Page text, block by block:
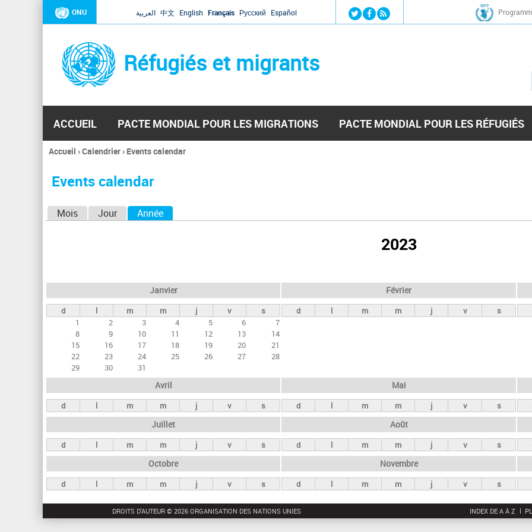
Jump to navigation
ONU العربية 中文 English Français Русский Español
Réfugiés et migrants
ACCUEIL PACTE MONDIAL POUR LES MIGRATIONS PACTE MONDIAL POUR LES RÉFUGIÉS
Vous
ici
Accueil ›Calendrier› Events calendar
Events calendar
e
t
s
n
c
i
p
a
x
Mois Jour Année
2023
Janvier
d l m m j v
s
1
2 3 4 5 6
7
8
9 10 11 12 13
14
15
16 17 18 19 20
21
22
23 24 25 26 27
28
29
30 31
Février
d l m m j v s
Avril
d l m m j v s
Mai
d l m m j v s
Juillet
d l m m j v s
Août
d l m m j v s
Octobre
d l m m j v s
Novembre
d l m m j v s
DROITS D'AUTEUR © 2026 ORGANISATION DES NATIONS UNIES INDEX DE A À Z